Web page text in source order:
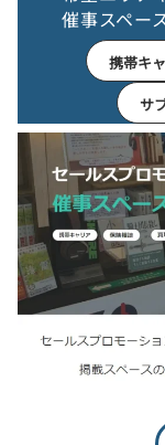
催事スペー
携帯キ
サ